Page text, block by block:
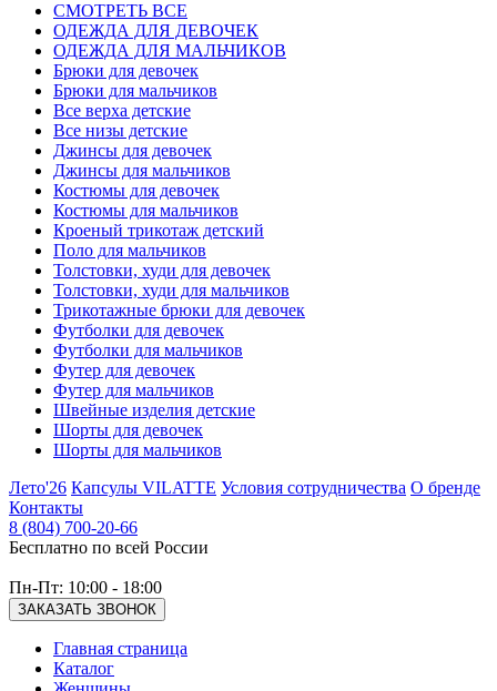
СМОТРЕТЬ ВСЕ
ОДЕЖДА ДЛЯ ДЕВОЧЕК
ОДЕЖДА ДЛЯ МАЛЬЧИКОВ
Брюки для девочек
Брюки для мальчиков
Все верха детские
Все низы детские
Джинсы для девочек
Джинсы для мальчиков
Костюмы для девочек
Костюмы для мальчиков
Кроеный трикотаж детский
Поло для мальчиков
Толстовки, худи для девочек
Толстовки, худи для мальчиков
Трикотажные брюки для девочек
Футболки для девочек
Футболки для мальчиков
Футер для девочек
Футер для мальчиков
Швейные изделия детские
Шорты для девочек
Шорты для мальчиков
Лето'26 Капсулы VILATTE Условия сотрудничества О бренде
Контакты
8 (804) 700-20-66
Бесплатно по всей России
Пн-Пт: 10:00 - 18:00
ЗАКАЗАТЬ ЗВОНОК
Главная страница
Каталог